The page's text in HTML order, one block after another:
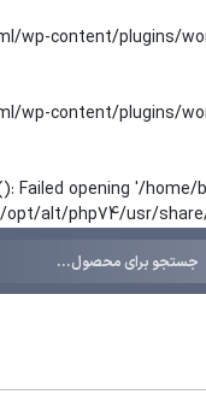
wp-content/plugins/
wp-content/plugins/
Failed opening '/
opt/alt/php74/usr/